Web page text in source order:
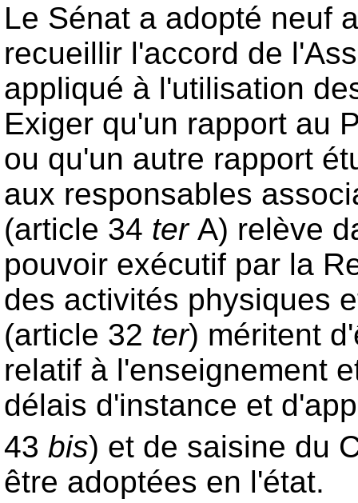
Le Sénat a adopté neuf
recueillir l'accord de
appliqué à l'utilisation
Exiger qu'un rapport au
ou qu'un autre rapport
aux responsables
(article 34 ter A) relève
pouvoir exécutif par la
des activités physiques
(article 32 ter) méritent
relatif à l'enseignement
délais d'instance et
43 bis) et de saisine du
être adoptées en l'état.